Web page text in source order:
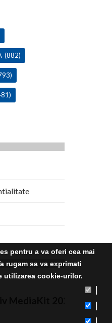
(882)
MediaKit 2020
pentru a va oferi cea mai
rugam sa va exprimati
utilizarea cookie-urilor.